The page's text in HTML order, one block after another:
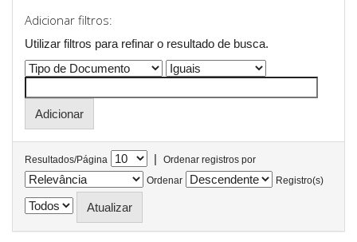
Adicionar filtros:
Utilizar filtros para refinar o resultado de busca.
Resultados/Página |
Ordenar registros por
Ordenar
Registro(s)